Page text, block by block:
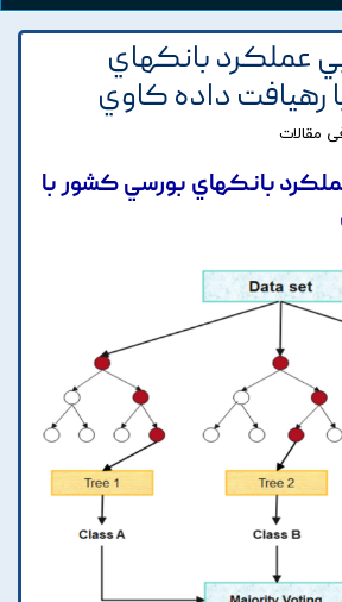
عملکرد بانکهاي
رهيافت داده کاوي
مقالات
عملکرد بانکهاي بورسي کشور با